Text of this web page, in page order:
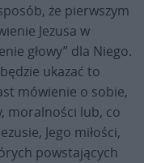
że pierwszym
Jezusa w
głowy” dla Niego.
ukazać to
mówienie o sobie,
moralności lub, co
Jego miłości,
powstających